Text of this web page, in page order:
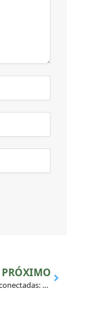
PRÓXIMO
Juventudes conectadas: começou a Escola MAGIS de Liderança Jovem